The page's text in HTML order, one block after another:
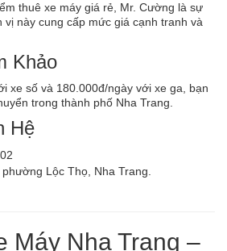
thuê xe máy giá rẻ, Mr. Cường là sự
này cung cấp mức giá cạnh tranh và
Khảo
xe số và 180.000đ/ngày với xe ga, bạn
trong thành phố Nha Trang.
Hệ
Lộc Thọ, Nha Trang.
Máy Nha Trang –